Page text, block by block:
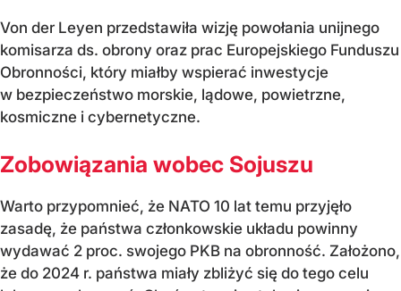
Von der Leyen przedstawiła wizję powołania unijnego
komisarza ds. obrony oraz prac Europejskiego Funduszu
Obronności, który miałby wspierać inwestycje
w bezpieczeństwo morskie, lądowe, powietrzne,
kosmiczne i cybernetyczne.
Zobowiązania wobec Sojuszu
Warto przypomnieć, że NATO 10 lat temu przyjęło
zasadę, że państwa członkowskie układu powinny
wydawać 2 proc. swojego PKB na obronność. Założono,
że do 2024 r. państwa miały zbliżyć się do tego celu